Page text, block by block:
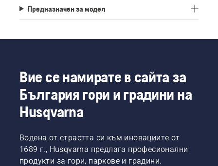
Предназначен за модел
Вие се намирате в сайта за
България гори и градини на
Husqvarna
Водена от страстта си към иновациите от
1689 г., Husqvarna предлага професионални
продукти за гори, паркове и градини.